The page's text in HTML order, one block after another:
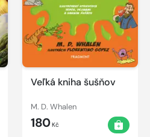
Veľká kniha šušňov
M. D. Whalen
180Kč